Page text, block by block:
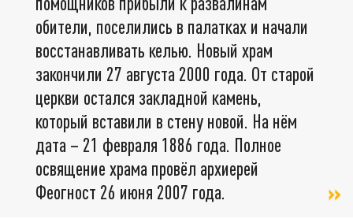
обители, поселились в палатках и начали
восстанавливать келью. Новый храм
закончили 27 августа 2000 года. От старой
церкви остался закладной камень,
который вставили в стену новой. На нём
дата – 21 февраля 1886 года. Полное
освящение храма провёл архиерей
Феогност 26 июня 2007 года.